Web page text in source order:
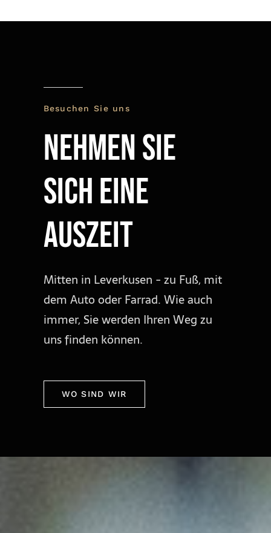
Besuchen Sie uns
Nehmen Sie
sich eine
Auszeit
Mitten in Leverkusen - zu Fuß, mit
dem Auto oder Farrad. Wie auch
immer, Sie werden Ihren Weg zu
uns finden können.
WO SIND WIR